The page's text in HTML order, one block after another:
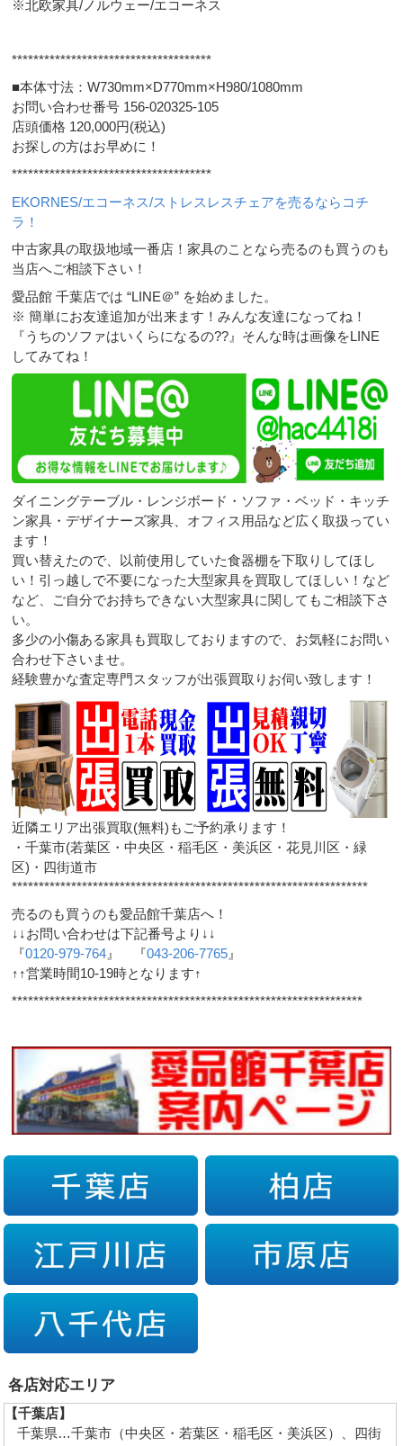
※北欧家具/ノルウェー/エコーネス
*************************************
■本体寸法：W730mm×D770mm×H980/1080mm
お問い合わせ番号 156-020325-105
店頭価格 120,000円(税込)
お探しの方はお早めに！
*************************************
EKORNES/エコーネス/ストレスレスチェアを売るならコチ
ラ！
中古家具の取扱地域一番店！家具のことなら売るのも買うのも
当店へご相談下さい！
愛品館 千葉店では “LINE＠” を始めました。
※ 簡単にお友達追加が出来ます！みんな友達になってね！
『うちのソファはいくらになるの??』そんな時は画像をLINE
してみてね！
ダイニングテーブル・レンジボード・ソファ・ベッド・キッチ
ン家具・デザイナーズ家具、オフィス用品など広く取扱ってい
ます！
買い替えたので、以前使用していた食器棚を下取りしてほし
い！引っ越しで不要になった大型家具を買取してほしい！など
など、ご自分でお持ちできない大型家具に関してもご相談下さ
い。
多少の小傷ある家具も買取しておりますので、お気軽にお問い
合わせ下さいませ。
経験豊かな査定専門スタッフが出張買取りお伺い致します！
近隣エリア出張買取(無料)もご予約承ります！
・千葉市(若葉区・中央区・稲毛区・美浜区・花見川区・緑
区)・四街道市
******************************************************************
売るのも買うのも愛品館千葉店へ！
↓↓お問い合わせは下記番号より↓↓
『0120-979-764 』 『043-206-7765 』
↑↑営業時間10-19時となります↑
*****************************************************************
各店対応エリア
【千葉店】
千葉県…千葉市（中央区・若葉区・稲毛区・美浜区）、四街